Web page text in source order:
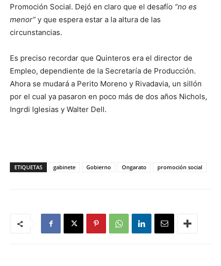
Promoción Social. Dejó en claro que el desafío “no es
menor” y que espera estar a la altura de las
circunstancias.
Es preciso recordar que Quinteros era el director de
Empleo, dependiente de la Secretaría de Producción.
Ahora se mudará a Perito Moreno y Rivadavia, un sillón
por el cual ya pasaron en poco más de dos años Nichols,
Ingrdi Iglesias y Walter Dell.
ETIQUETAS gabinete Gobierno Ongarato promoción social